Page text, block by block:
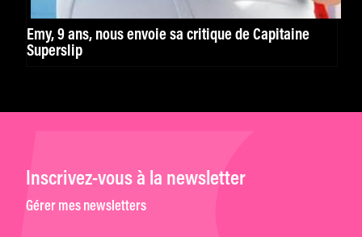
Emy, 9 ans, nous envoie sa critique de Capitaine
Superslip
Inscrivez-vous à la newsletter
Gérer mes newsletters